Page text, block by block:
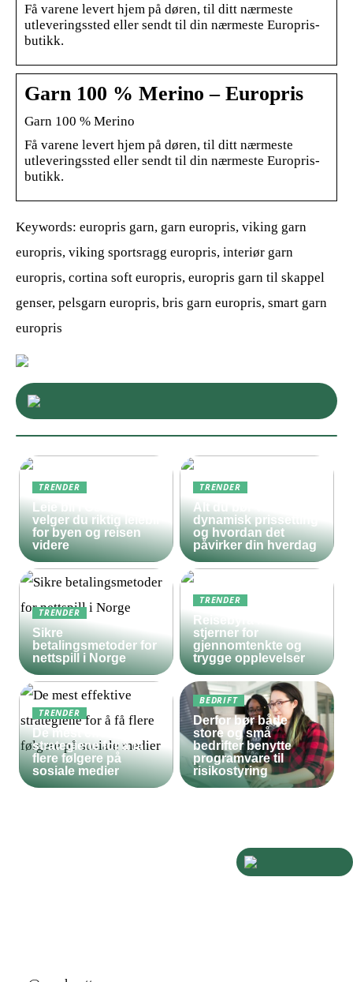
Få varene levert hjem på døren, til ditt nærmeste
utleveringssted eller sendt til din nærmeste Europris-
butikk.
Garn 100 % Merino – Europris
Garn 100 % Merino
Få varene levert hjem på døren, til ditt nærmeste
utleveringssted eller sendt til din nærmeste Europris-
butikk.
Keywords: europris garn, garn europris, viking garn
europris, viking sportsragg europris, interiør garn
europris, cortina soft europris, europris garn til skappel
genser, pelsgarn europris, bris garn europris, smart garn
europris
TRENDER
Leie bil i Oslo – slik
velger du riktig leiebil
for byen og reisen
videre
TRENDER
Alt du bør vite om
dynamisk prissetting
og hvordan det
påvirker din hverdag
TRENDER
Sikre
betalingsmetoder for
nettspill i Norge
TRENDER
Reisebyrå med 5
stjerner for
gjennomtenkte og
trygge opplevelser
TRENDER
De mest effektive
strategiene for å få
flere følgere på
sosiale medier
BEDRIFT
Derfor bør både
store og små
bedrifter benytte
programvare til
risikostyring